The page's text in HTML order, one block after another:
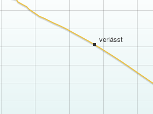
verlässt